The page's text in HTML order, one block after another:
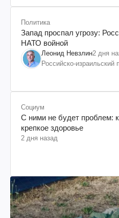
Политика
Запад проспал угрозу:
НАТО войной
Леонид Невзлин2 дня
Российско-израильский
Социум
С ними не будет проблем:
крепкое здоровье
2 дня назад